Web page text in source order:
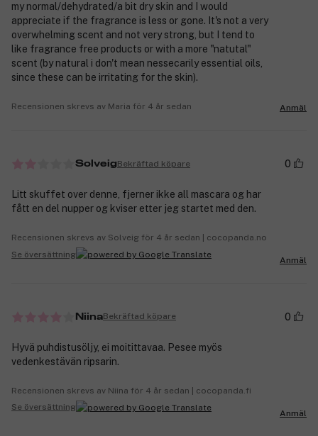
my normal/dehydrated/a bit dry skin and I would
appreciate if the fragrance is less or gone. It's not a very
overwhelming scent and not very strong, but I tend to
like fragrance free products or with a more "natutal"
scent (by natural i don't mean nessecarily essential oils,
since these can be irritating for the skin).
Recensionen skrevs av Maria för 4 år sedan Anmäl
SolveigBekräftad köpare 0
Litt skuffet over denne, fjerner ikke all mascara og har
fått en del nupper og kviser etter jeg startet med den.
Recensionen skrevs av Solveig för 4 år sedan | cocopanda.no
Se översättning
Anmäl
NiinaBekräftad köpare 0
Hyvä puhdistusöljy, ei moitittavaa. Pesee myös
vedenkestävän ripsarin.
Recensionen skrevs av Niina för 4 år sedan | cocopanda.fi
Se översättning
Anmäl